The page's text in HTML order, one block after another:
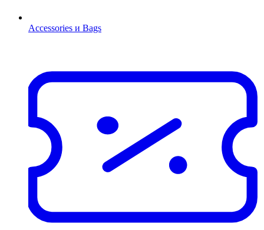
Accessories и Bags